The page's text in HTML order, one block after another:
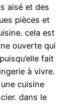
aisé et des
pièces et
cela est
ouverte qui
fait
à vivre.
cuisine
dans le